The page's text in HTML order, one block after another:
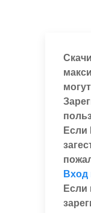
Вход
Если